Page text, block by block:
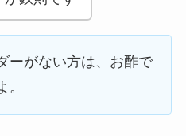
ーがない方は、お酢で